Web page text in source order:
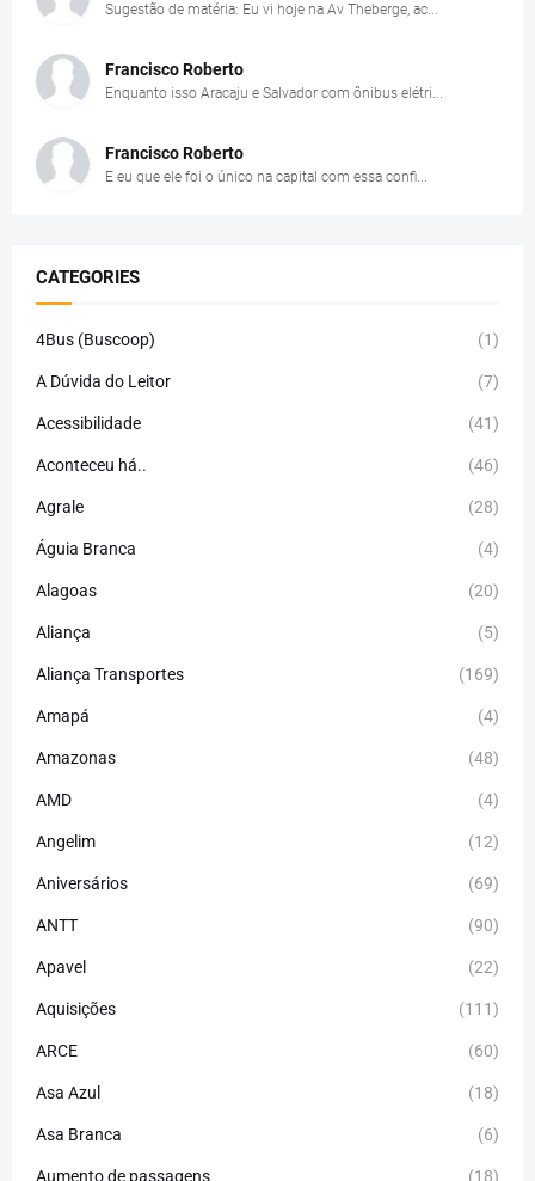
Sugestão de matéria: Eu vi hoje na Av Theberge, ac...
Francisco Roberto
Enquanto isso Aracaju e Salvador com ônibus elétri...
Francisco Roberto
E eu que ele foi o único na capital com essa confi...
CATEGORIES
4Bus (Buscoop) (1)
A Dúvida do Leitor (7)
Acessibilidade (41)
Aconteceu há.. (46)
Agrale (28)
Águia Branca (4)
Alagoas (20)
Aliança (5)
Aliança Transportes (169)
Amapá (4)
Amazonas (48)
AMD (4)
Angelim (12)
Aniversários (69)
ANTT (90)
Apavel (22)
Aquisições (111)
ARCE (60)
Asa Azul (18)
Asa Branca (6)
Aumento de passagens (18)